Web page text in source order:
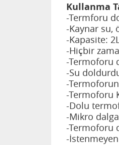
Kullanma
-Termforu
-Kaynar su,
-Kapasite:
-Hiçbir
-Termoforu
-Su
-Termoforun
-Termoforu
-Dolu
-Mikro dalga
-Termoforu
-